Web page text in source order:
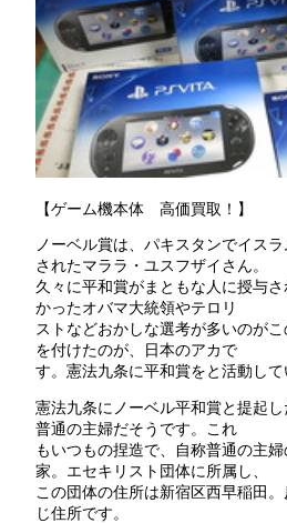
【ゲーム機本体 高価買取！】
ノーベル賞は、パキスタンでイス
されたマララ・ユスフザイさん。
久々に平和賞がまともな人に授与
かったオバマ大統領やテロリ
ストなどおかしな選考が多いのが
を付けたのが、日本のアカで
す。憲法九条に平和賞をと活動して
憲法九条にノーベル平和賞と提起
普通の主婦だそうです。これ
もいつもの捏造で、自称普通の主
家。エセキリスト団体に所属し、
この団体の住所は新宿区西早稲田
じ住所です。